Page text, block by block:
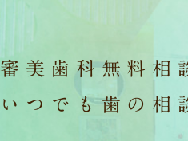
審美歯科無料相
いつでも歯の相